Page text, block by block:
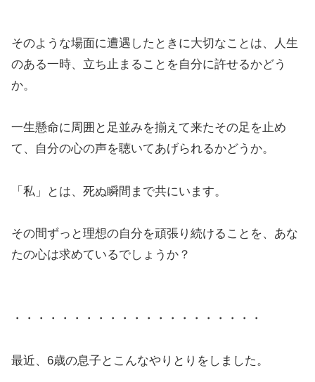
そのような場面に遭遇したときに大切なことは、人生
のある一時、立ち止まることを自分に許せるかどう
か。
一生懸命に周囲と足並みを揃えて来たその足を止め
て、自分の心の声を聴いてあげられるかどうか。
「私」とは、死ぬ瞬間まで共にいます。
その間ずっと理想の自分を頑張り続けることを、あな
たの心は求めているでしょうか？
・・・・・・・・・・・・・・・・・・・・・
最近、6歳の息子とこんなやりとりをしました。